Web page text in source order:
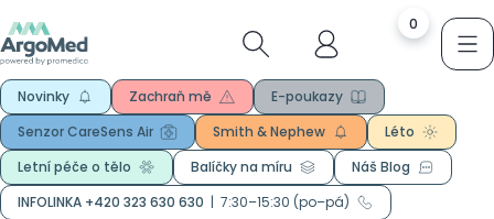
0
Novinky Zachraň mě
E-poukazy
Senzor CareSens Air
Smith & Nephew
Léto
Letní péče o tělo
Balíčky na míru
Náš Blog
INFOLINKA +420 323 630 630 | 7:30–15:30 (po–pá)